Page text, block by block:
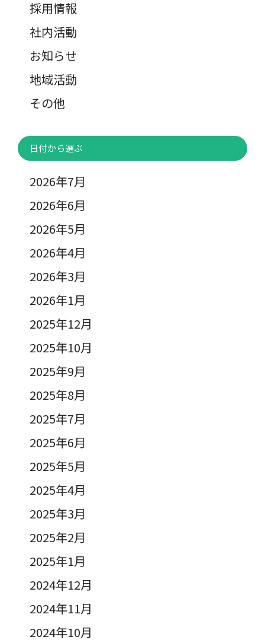
採用情報
社内活動
お知らせ
地域活動
その他
日付から選ぶ
2026年7月
2026年6月
2026年5月
2026年4月
2026年3月
2026年1月
2025年12月
2025年10月
2025年9月
2025年8月
2025年7月
2025年6月
2025年5月
2025年4月
2025年3月
2025年2月
2025年1月
2024年12月
2024年11月
2024年10月